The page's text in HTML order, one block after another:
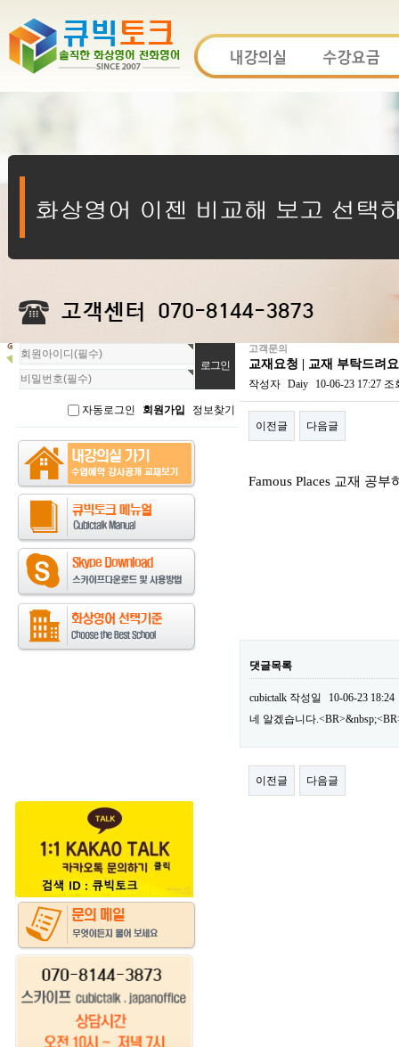
회
원
로
자동로그인 회원가입 정보찾기
고객문의
교재요청 | 교재 부탁드려
작성자 Daiy 10-06-23 17:27 조
이전글 다음글
Famous Places 교재 공
댓글목록
cubictalk 작성일
10-06-23 18:24
네 알겠습니다
이전글 다음글